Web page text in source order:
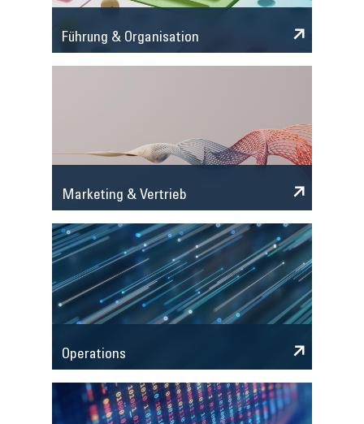
Führung & Organisation
Marketing & Vertrieb
Operations